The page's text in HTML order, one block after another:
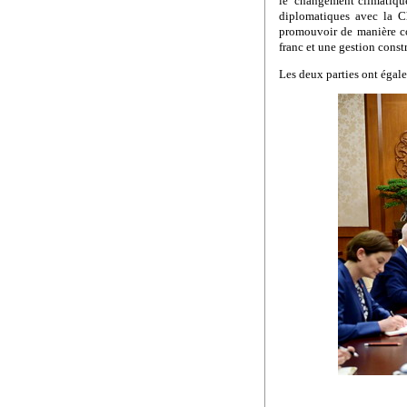
diplomatiques avec la
promouvoir de manière
franc et une gestion
Les deux parties ont